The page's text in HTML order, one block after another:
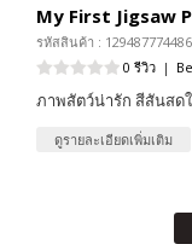
My First Jigsaw
รหัสสินค้า :
0 รีวิว |
ภาพสัตว์น่ารัก สีสันสด
ดูรายละเอียดเพิ่มเติม